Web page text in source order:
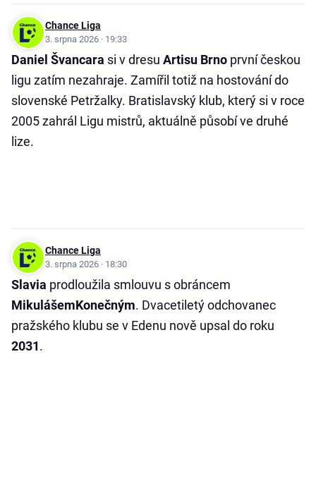
Chance Liga
3. srpna 2026 · 19:33
Daniel Švancara si v dresu Artisu Brno první českou
ligu zatím nezahraje. Zamířil totiž na hostování do
slovenské Petržalky. Bratislavský klub, který si v roce
2005 zahrál Ligu mistrů, aktuálně působí ve druhé
lize.
Chance Liga
3. srpna 2026 · 18:30
Slavia prodloužila smlouvu s obráncem
MikulášemKonečným. Dvacetiletý odchovanec
pražského klubu se v Edenu nově upsal do roku
2031.